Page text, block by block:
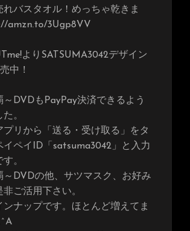
れバスタオル！めっちゃ乾きま
amzn.to/3Ugp8VV
よりSATSUMA3042デザイン
中！
～DVDもPayPay決済できるよう
。
プリから「送る・受け取る」をタ
イペイID「satsuma3042」と入力
。
～DVDの他、サツマスク、お好み
ご活用下さい。
ンナップです。ほとんど増えてま